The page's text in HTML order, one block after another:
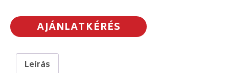
AJÁNLATKÉRÉS
Leírás